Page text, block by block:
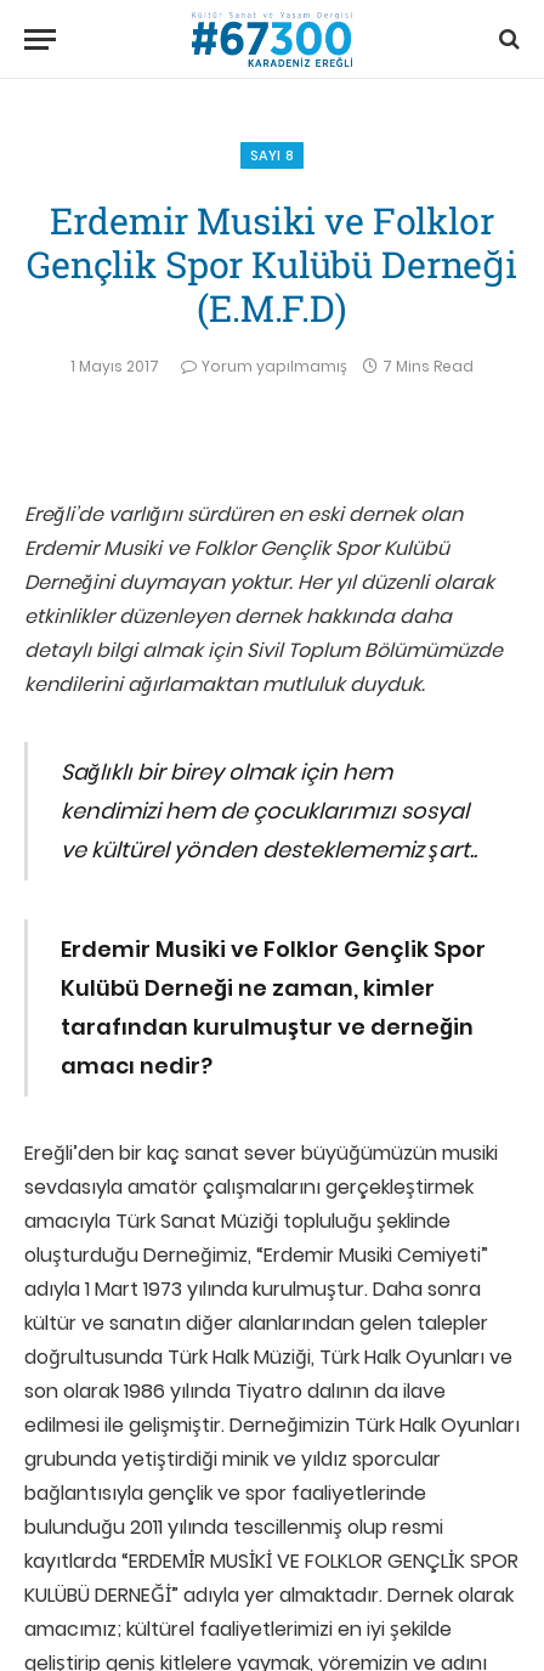
SAYI 8
Erdemir Musiki ve Folklor
Gençlik Spor Kulübü Derneği
(E.M.F.D)
1 Mayıs 2017 Yorum yapılmamış 7 Mins Read
Ereğli’de varlığını sürdüren en eski dernek olan
Erdemir Musiki ve Folklor Gençlik Spor Kulübü
Derneğini duymayan yoktur. Her yıl düzenli olarak
etkinlikler düzenleyen dernek hakkında daha
detaylı bilgi almak için Sivil Toplum Bölümümüzde
kendilerini ağırlamaktan mutluluk duyduk.
Sağlıklı bir birey olmak içinhem
kendimizi hem de çocuklarımızı sosyal
ve kültürel yönden desteklememiz şart..
Erdemir Musiki ve Folklor Gençlik Spor
Kulübü Derneği ne zaman, kimler
tarafından kurulmuştur ve derneğin
amacı nedir?
Ereğli’den bir kaç sanat sever büyüğümüzün musiki
sevdasıyla amatör çalışmalarını gerçekleştirmek
amacıyla Türk Sanat Müziği topluluğu şeklinde
oluşturduğu Derneğimiz, “Erdemir Musiki Cemiyeti”
adıyla 1 Mart 1973 yılında kurulmuştur. Daha sonra
kültür ve sanatın diğer alanlarından gelen talepler
doğrultusunda Türk Halk Müziği, Türk Halk Oyunları ve
son olarak 1986 yılında Tiyatro dalının da ilave
edilmesi ile gelişmiştir. Derneğimizin Türk Halk Oyunları
grubunda yetiştirdiği minik ve yıldız sporcular
bağlantısıyla gençlik ve spor faaliyetlerinde
bulunduğu 2011 yılında tescillenmiş olup resmi
kayıtlarda “ERDEMİR MUSİKİ VE FOLKLOR GENÇLİK SPOR
KULÜBÜ DERNEĞİ” adıyla yer almaktadır. Dernek olarak
amacımız; kültürel faaliyetlerimizi en iyi şekilde
geliştirip geniş kitlelere yaymak, yöremizin ve adını